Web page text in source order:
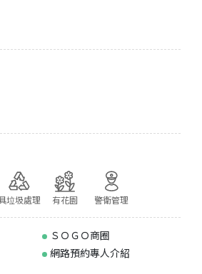
垃圾處理 有花園 警衛管理
ＳＯＧＯ商圈
網路預約專人介紹